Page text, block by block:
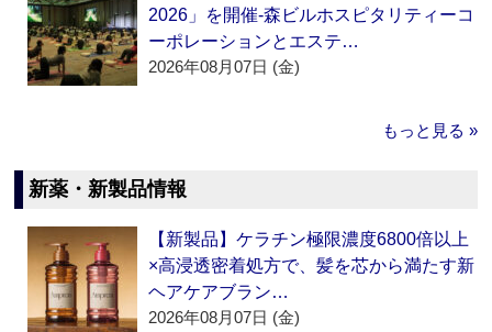
2026」を開催‐森ビルホスピタリティーコ
ーポレーションとエステ…
2026年08月07日 (金)
もっと見る »
新薬・新製品情報
【新製品】ケラチン極限濃度6800倍以上
×高浸透密着処方で、髪を芯から満たす新
ヘアケアブラン…
2026年08月07日 (金)